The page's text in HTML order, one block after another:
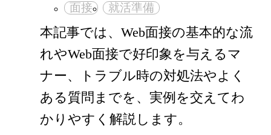
面接 就活準備
本記事では、Web面接の基本的な流
れやWeb面接で好印象を与えるマ
ナー、トラブル時の対処法やよく
ある質問までを、実例を交えてわ
かりやすく解説します。